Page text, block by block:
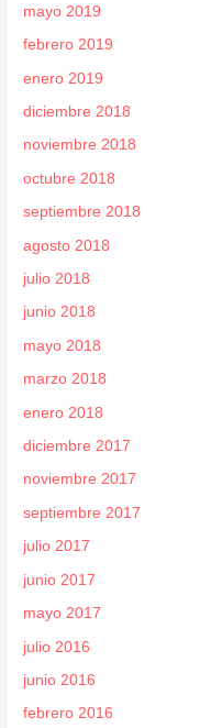
mayo 2019
febrero 2019
enero 2019
diciembre 2018
noviembre 2018
octubre 2018
septiembre 2018
agosto 2018
julio 2018
junio 2018
mayo 2018
marzo 2018
enero 2018
diciembre 2017
noviembre 2017
septiembre 2017
julio 2017
junio 2017
mayo 2017
julio 2016
junio 2016
febrero 2016